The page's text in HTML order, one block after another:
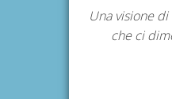
Una visione
che ci